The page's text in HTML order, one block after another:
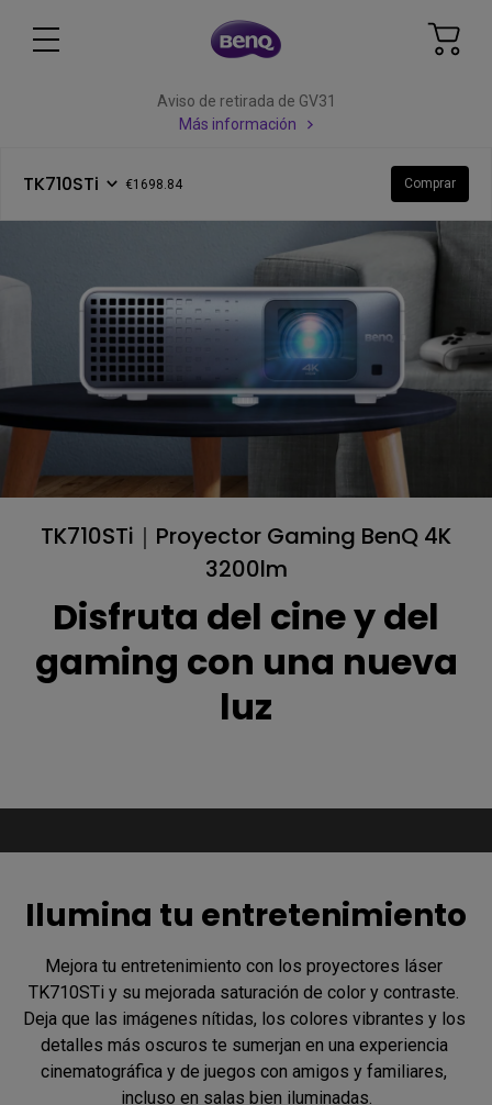
Aviso de retirada de GV31
Más información
TK710STi €1698.84 Comprar
TK710STi｜Proyector Gaming BenQ 4K
3200lm
Disfruta del cine y del
gaming con una nueva
luz
Ilumina tu entretenimiento
Mejora tu entretenimiento con los proyectores láser
TK710STi y su mejorada saturación de color y contraste.
Deja que las imágenes nítidas, los colores vibrantes y los
detalles más oscuros te sumerjan en una experiencia
cinematográfica y de juegos con amigos y familiares,
incluso en salas bien iluminadas.